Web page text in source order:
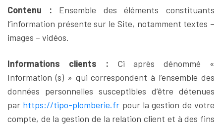
Contenu :
Ensemble des éléments constituants
l’information présente sur le Site, notamment textes –
images – vidéos.
Informations clients :
Ci après dénommé «
Information (s) » qui correspondent à l’ensemble des
données personnelles susceptibles d’être détenues
par https://tipo-plomberie.fr pour la gestion de votre
compte, de la gestion de la relation client et à des fins